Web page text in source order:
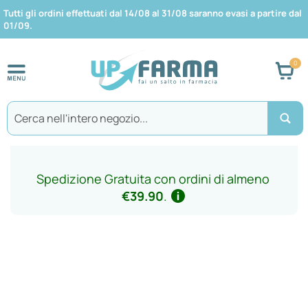
Tutti gli ordini effettuati dal 14/08 al 31/08 saranno evasi a partire dal
01/09.
Spedizione Gratuita con ordini di almeno
€39.90.